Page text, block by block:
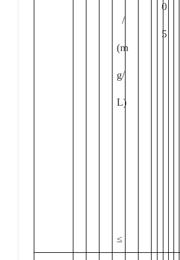
/
(m
g/
L)
≤
0
5